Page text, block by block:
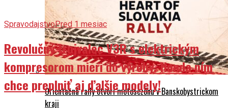
Orientačná rally otvorí motosezónu v Banskobystrickom
kraji
SpravodajstvoPred 1 mesiac
Revolučný trojvalec V3R s elektrickým
kompresorom mieri do výroby. Honda ním
chce preplniť aj ďalšie modely!